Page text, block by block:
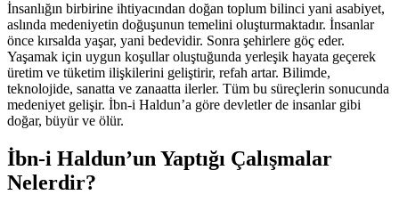
İnsanlığın birbirine ihtiyacından doğan toplum bilinci yani asabiyet,
aslında medeniyetin doğuşunun temelini oluşturmaktadır. İnsanlar
önce kırsalda yaşar, yani bedevidir. Sonra şehirlere göç eder.
Yaşamak için uygun koşullar oluştuğunda yerleşik hayata geçerek
üretim ve tüketim ilişkilerini geliştirir, refah artar. Bilimde,
teknolojide, sanatta ve zanaatta ilerler. Tüm bu süreçlerin sonucunda
medeniyet gelişir. İbn-i Haldun’a göre devletler de insanlar gibi
doğar, büyür ve ölür.
İbn-i Haldun’un Yaptığı Çalışmalar
Nelerdir?